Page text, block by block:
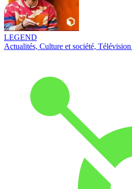
LEGEND
Actualités, Culture et société, Télévision